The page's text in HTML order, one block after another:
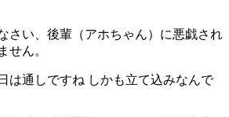
さい、後輩（アホちゃん）に悪戯され
せん。
は通しですね しかも立て込みなんで